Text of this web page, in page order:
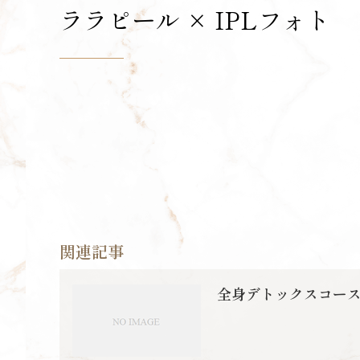
ララピール × IPLフォト
関連記事
全身デトックスコー